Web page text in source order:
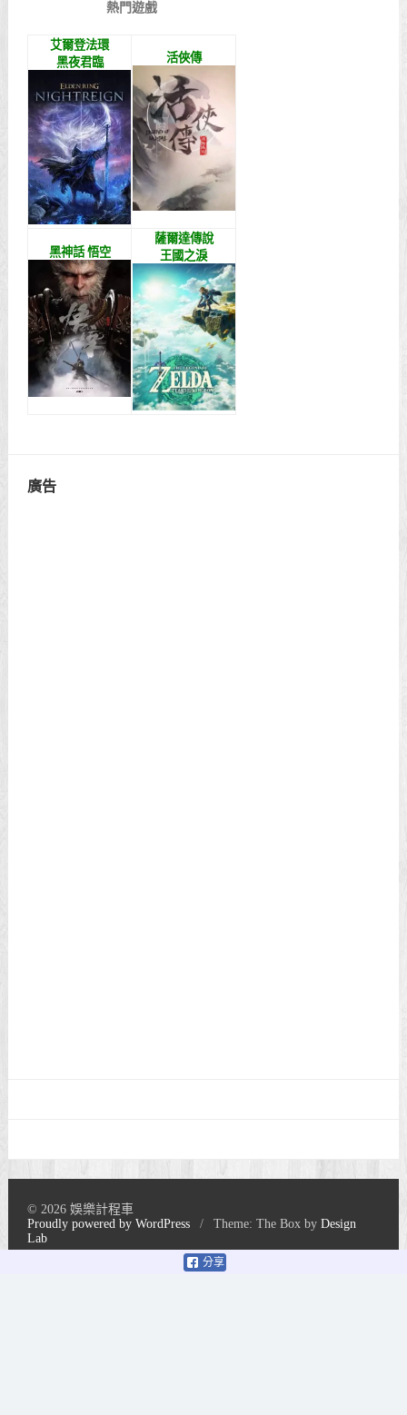
熱門遊戲
艾爾登法環
黑夜君臨
活俠傳
黑神話 悟空
薩爾達傳說
王國之淚
廣告
分享
© 2026 娛樂計程車
Proudly powered by WordPress
/ Theme: The Box byDesign
Lab